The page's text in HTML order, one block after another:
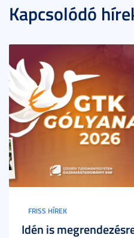
Kapcsolódó
FRISS HÍREK
Idén is